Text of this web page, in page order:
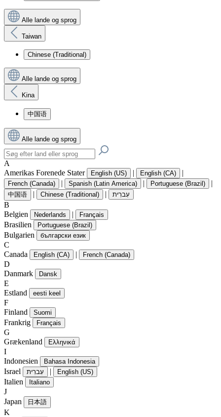
Alle lande og sprog
Taiwan
Chinese (Traditional)
Alle lande og sprog
Kina
中国语
Alle lande og sprog
A
Amerikas Forenede Stater
English (US) | English (CA) |
French (Canada) | Spanish (Latin America) | Portuguese (Brazil) |
中国语 | Chinese (Traditional) | עִברִית
B
Belgien
Nederlands | Français
Brasilien Portuguese (Brazil)
Bulgarien български език
C
Canada
English (CA) | French (Canada)
D
Danmark
Dansk
E
Estland
eesti keel
F
Finland
Suomi
Frankrig Français
G
Grækenland
Ελληνικά
I
Indonesien
Bahasa Indonesia
Israel עִברִית | English (US)
Italien Italiano
J
Japan
日本語
K